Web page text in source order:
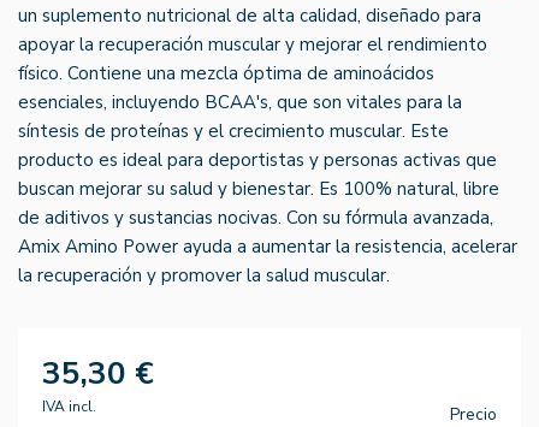
un suplemento nutricional de alta calidad, diseñado para
apoyar la recuperación muscular y mejorar el rendimiento
físico. Contiene una mezcla óptima de aminoácidos
esenciales, incluyendo BCAA's, que son vitales para la
síntesis de proteínas y el crecimiento muscular. Este
producto es ideal para deportistas y personas activas que
buscan mejorar su salud y bienestar. Es 100% natural, libre
de aditivos y sustancias nocivas. Con su fórmula avanzada,
Amix Amino Power ayuda a aumentar la resistencia, acelerar
la recuperación y promover la salud muscular.
35,30 €
IVA incl. Precio